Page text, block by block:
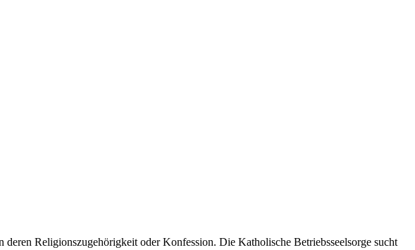
Religionszugehörigkeit oder Konfession. Die Katholische Betriebsseelsorge sucht